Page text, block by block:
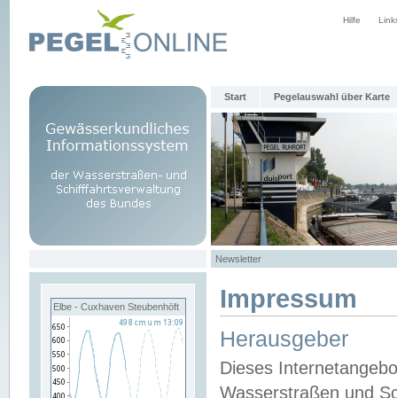
Hilfe
Start Pegelauswahl über Karte
Newsletter
Elbe - Cuxhaven Steubenhöft Impressum
Herausgeber
Dieses
Wasserstraßen und